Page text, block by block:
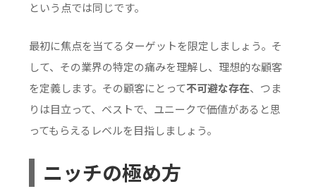
という点では同じです。
最初に焦点を当てるターゲットを限定しましょう。そ
して、その業界の特定の痛みを理解し、理想的な顧客
を定義します。その顧客にとって不可避な存在、つま
りは目立って、ベストで、ユニークで価値があると思
ってもらえるレベルを目指しましょう。
ニッチの極め方